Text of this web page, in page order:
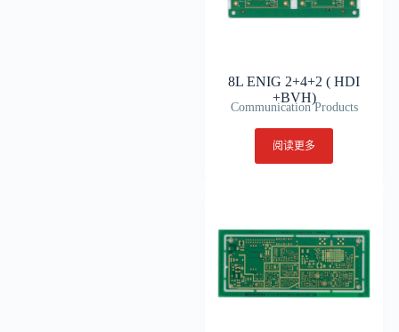
8L ENIG 2+4+2 ( HDI
+BVH)
Communication Products
阅读更多